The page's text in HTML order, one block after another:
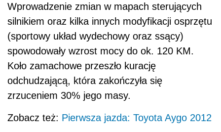
Wprowadzenie zmian w mapach sterujących
silnikiem oraz kilka innych modyfikacji osprzętu
(sportowy układ wydechowy oraz ssący)
spowodowały wzrost mocy do ok. 120 KM.
Koło zamachowe przeszło kurację
odchudzającą, która zakończyła się
zrzuceniem 30% jego masy.
Zobacz też: Pierwsza jazda: Toyota Aygo 2012